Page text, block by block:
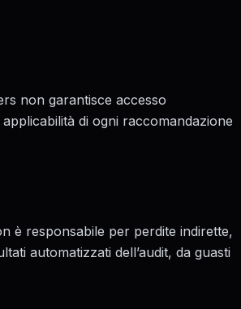
non garantisce accesso
di ogni raccomandazione
è responsabile per perdite indirette,
automatizzati dell’audit, da guasti